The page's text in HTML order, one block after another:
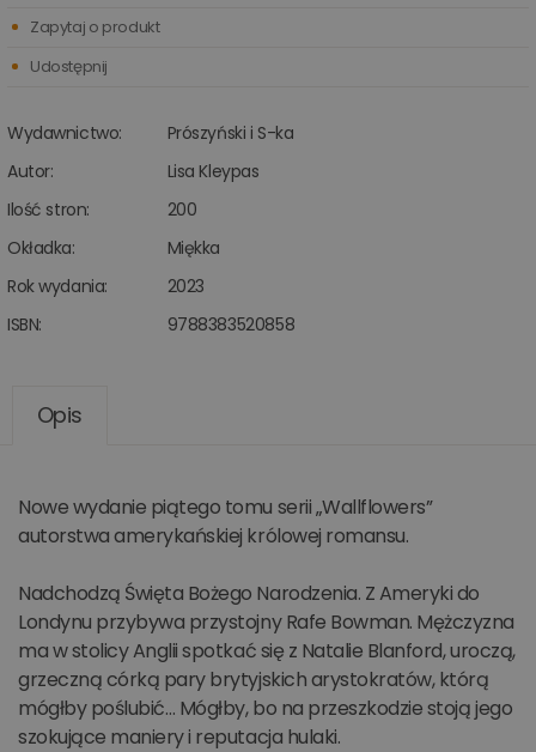
Wydawnictwo:
Prószyński i S-ka
Autor:
Lisa Kleypas
Ilość stron:
200
Okładka:
Miękka
Rok wydania:
2023
ISBN:
9788383520858
Zapytaj o produkt
Udostępnij
Opis
Nowe wydanie piątego tomu serii „Wallflowers”
autorstwa amerykańskiej królowej romansu.
Nadchodzą Święta Bożego Narodzenia. Z Ameryki do
Londynu przybywa przystojny Rafe Bowman. Mężczyzna
ma w stolicy Anglii spotkać się z Natalie Blanford, uroczą,
grzeczną córką pary brytyjskich arystokratów, którą
mógłby poślubić… Mógłby, bo na przeszkodzie stoją jego
szokujące maniery i reputacja hulaki.